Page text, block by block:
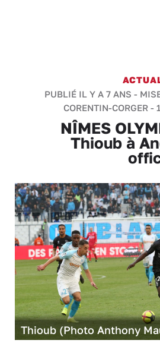
PUBLIÉ IL Y A 7 ANS -
CORENTIN-CORGER -
NÎMES
Thioub à
Thioub (Photo Anthony